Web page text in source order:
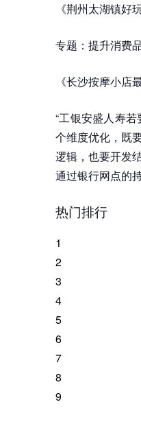
《荆州太湖镇好
专题：提升消费
《长沙按摩小店
“工银安盛人寿
个维度优化，既
逻辑，也要开发
通过银行网点的
热门排行
1
2
3
4
5
6
7
8
9